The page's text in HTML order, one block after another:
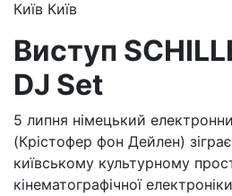
Київ Київ
Виступ
DJ Set
5 липня німецький
(Крістофер фон Дейлен)
київському культурному
кінематографічної